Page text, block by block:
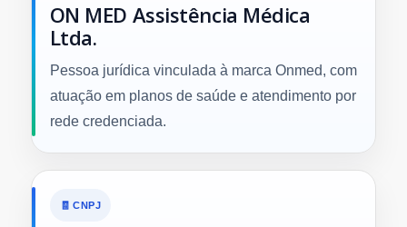
ON MED Assistência Médica
Ltda.
Pessoa jurídica vinculada à marca Onmed, com
atuação em planos de saúde e atendimento por
rede credenciada.
🧾 CNPJ